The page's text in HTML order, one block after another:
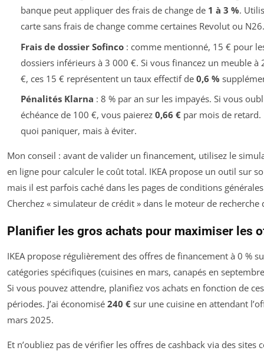
banque peut appliquer des frais de change de 1 à 3 %.
carte sans frais de change comme certaines Revolut ou N26.
Frais de dossier Sofinco: comme mentionné, 15 € pour
dossiers inférieurs à 3 000 €. Si vous financez un meuble à
€, ces 15 € représentent un taux effectif de 0,6 %
Pénalités Klarna : 8 % par an sur les impayés. Si vous
échéance de 100 €, vous paierez 0,66 €par mois de retard.
quoi paniquer, mais à éviter.
Mon conseil : avant de valider un financement, utilisez le
en ligne pour calculer le coût total. IKEA propose un outil sur
mais il est parfois caché dans les pages de conditions
Cherchez « simulateur de crédit » dans le moteur de recherche
Planifier les gros achats pour maximiser les
IKEA propose régulièrement des offres de financement à 0 %
catégories spécifiques (cuisines en mars, canapés en
Si vous pouvez attendre, planifiez vos achats en fonction de ces
périodes. J’ai économisé 240 € sur une cuisine en attendant
mars 2025.
Et n’oubliez pas de vérifier les offres de cashback via des sites